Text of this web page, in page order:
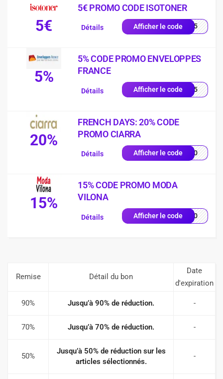
5€
5€ PROMO CODE ISOTONER
Afficher le code2605
Détails
5%
5% CODE PROMO ENVELOPPES
FRANCE
Afficher le codeRST5
Détails
20%
FRENCH DAYS: 20% CODE
PROMO CIARRA
Afficher le codeFD20
Détails
15%
15% CODE PROMO MODA
VILONA
Afficher le code8040
Détails
Remise Détail du bon
Date
d'expiration
90% Jusqu’à 90% de réduction. -
70% Jusqu’à 70% de réduction. -
50%
Jusqu’à 50% de réduction sur les
articles sélectionnés.
-